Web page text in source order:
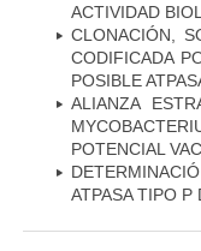
ACTIVIDAD
CLONACIÓN,
CODIFICADA
POSIBLE
ALIANZA
POTENCIAL
ATPASA TIPO